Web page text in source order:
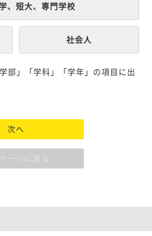
、短大、専門学校
社会人
部」「学科」「学年」の項目に出
次へ
ページに戻る